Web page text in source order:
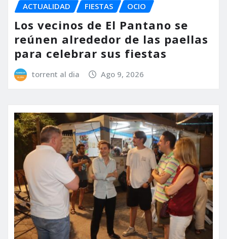
ACTUALIDAD FIESTAS OCIO
Los vecinos de El Pantano se
reúnen alrededor de las paellas
para celebrar sus fiestas
torrent al dia Ago 9, 2026